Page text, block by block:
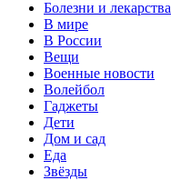
Болезни и лекарства
В мире
В России
Вещи
Военные новости
Волейбол
Гаджеты
Дети
Дом и сад
Еда
Звёзды